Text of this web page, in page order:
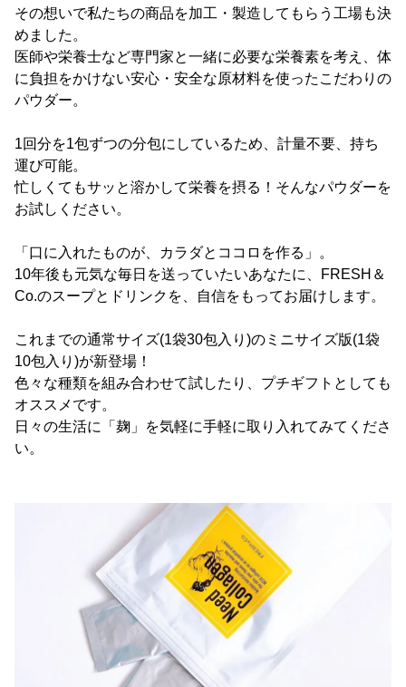
その想いで私たちの商品を加工・製造してもらう工場も決
めました。
医師や栄養士など専門家と一緒に必要な栄養素を考え、体
に負担をかけない安心・安全な原材料を使ったこだわりの
パウダー。
1回分を1包ずつの分包にしているため、計量不要、持ち
運び可能。
忙しくてもサッと溶かして栄養を摂る！そんなパウダーを
お試しください。
「口に入れたものが、カラダとココロを作る」。
10年後も元気な毎日を送っていたいあなたに、FRESH＆
Co.のスープとドリンクを、自信をもってお届けします。
これまでの通常サイズ(1袋30包入り)のミニサイズ版(1袋
10包入り)が新登場！
色々な種類を組み合わせて試したり、プチギフトとしても
オススメです。
日々の生活に「麹」を気軽に手軽に取り入れてみてくださ
い。